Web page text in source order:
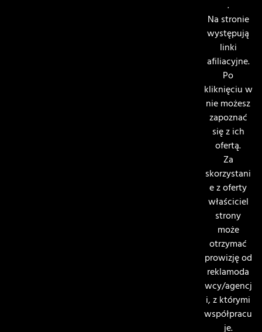
.
Na stronie
występują
linki
afiliacyjne.
Po
kliknięciu w
nie możesz
zapoznać
się z ich
ofertą.
Za
skorzystani
e z oferty
właściciel
strony
może
otrzymać
prowizję od
reklamoda
wcy/agencj
i, z którymi
współpracu